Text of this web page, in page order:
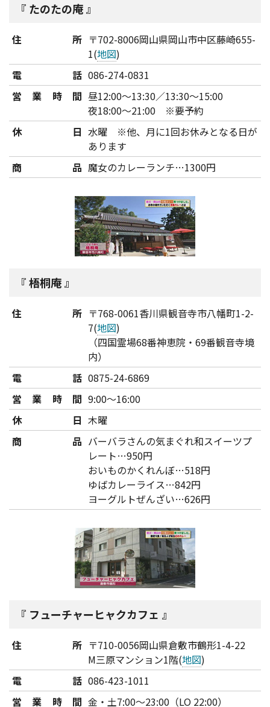
たのたの庵
住所 〒702-8006岡山県岡山市中区藤崎655-
1(地図)
電話 086-274-0831
営業時間 昼12:00～13:30／13:30～15:00
夜18:00～21:00 ※要予約
休日 水曜 ※他、月に1回お休みとなる日が
あります
商品 魔女のカレーランチ…1300円
梧桐庵
住所 〒768-0061香川県観音寺市八幡町1-2-
7(地図)
（四国霊場68番神恵院・69番観音寺境
内）
電話 0875-24-6869
営業時間 9:00～16:00
休日 木曜
商品 バーバラさんの気まぐれ和スイーツプ
レート…950円
おいものかくれんぼ…518円
ゆばカレーライス…842円
ヨーグルトぜんざい…626円
フューチャーヒャクカフェ
住所 〒710-0056岡山県倉敷市鶴形1-4-22
M三原マンション1階(地図)
電話 086-423-1011
営業時間 金・土7:00～23:00（LO 22:00）